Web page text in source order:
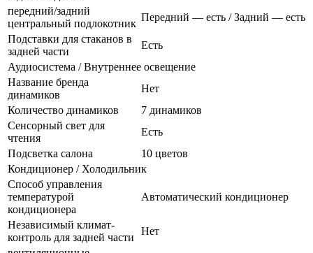
передний/задний
центральный подлокотник
Передний — есть / Задний — есть
Подставки для стаканов в
задней части
Есть
Аудиосистема / Внутреннее освещение
Название бренда
динамиков
Нет
Количество динамиков
7 динамиков
Сенсорный свет для
чтения
Есть
Подсветка салона
10 цветов
Кондиционер / Холодильник
Способ управления
температурой
кондиционера
Автоматический кондиционер
Независимый климат-
контроль для задней части
Нет